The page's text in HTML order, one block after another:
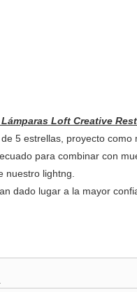
Loft Creative
5 estrellas, proyecto como
para combinar con
nuestro lightng.
dado lugar a la mayor